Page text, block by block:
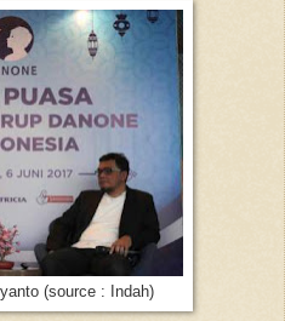
(source : Indah)